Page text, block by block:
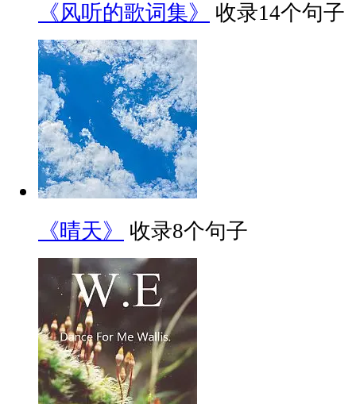
《风听的歌词集》 收录14个句子
《晴天》 收录8个句子